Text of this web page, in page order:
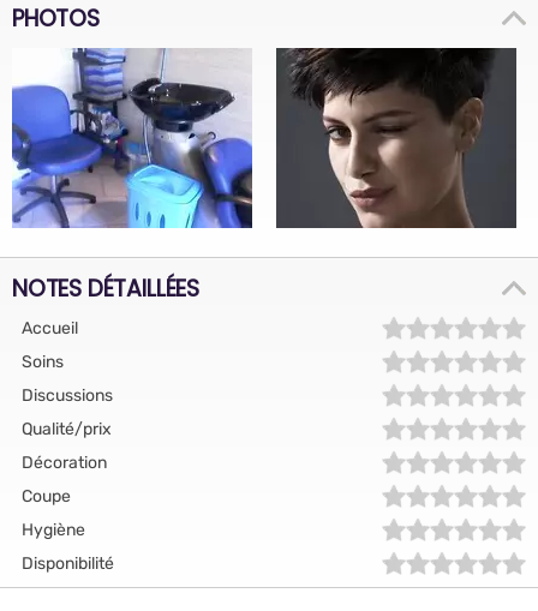
PHOTOS
NOTES DÉTAILLÉES
Accueil
Soins
Discussions
Qualité/prix
Décoration
Coupe
Hygiène
Disponibilité